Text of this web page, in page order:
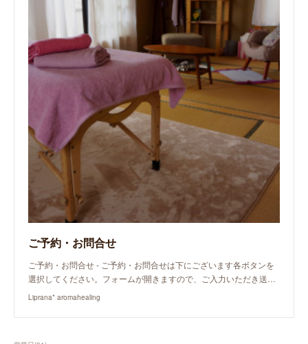
ご予約・お問合せ
ご予約・お問合せ - ご予約・お問合せは下にございます各ボタンを
選択してください。フォームが開きますので、ご入力いただき送…
Liprana* aromahealing